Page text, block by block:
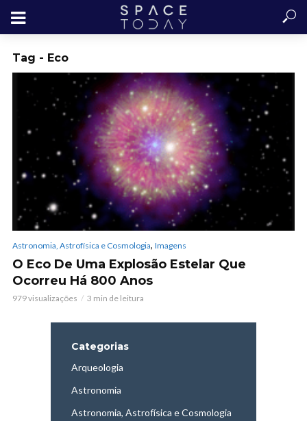
Tag - Eco
Astronomia, Astrofísica e Cosmologia, Imagens
O Eco De Uma Explosão Estelar Que
Ocorreu Há 800 Anos
979 visualizações 3 min de leitura
Categorias
Arqueologia
Astronomia
Astronomia, Astrofísica e Cosmologia